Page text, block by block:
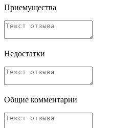
Приемущества
Недостатки
Общие комментарии